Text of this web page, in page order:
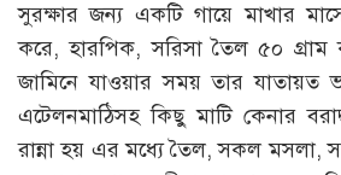
সুরক্ষার জন্য একটি গায়ে মাখার
করে, হারপিক, সরিসা তৈল ৫০ গ্রাম
জামিনে যাওয়ার সময় তার যাতায়ত
এটেলনমাঠিসহ কিছু মাটি কেনার
রান্না হয় এর মধ্যে তৈল, সকল মসলা,